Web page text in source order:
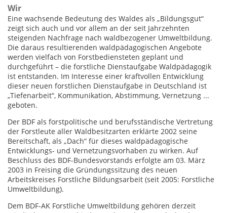
Wir
Eine wachsende Bedeutung des Waldes als „Bildungsgut“
zeigt sich auch und vor allem an der seit Jahrzehnten
steigenden Nachfrage nach waldbezogener Umweltbildung.
Die daraus resultierenden waldpädagogischen Angebote
werden vielfach von Forstbediensteten geplant und
durchgeführt – die forstliche Dienstaufgabe Waldpädagogik
ist entstanden. Im Interesse einer kraftvollen Entwicklung
dieser neuen forstlichen Dienstaufgabe in Deutschland ist
„Tiefenarbeit“, Kommunikation, Abstimmung, Vernetzung ...
geboten.
Der BDF als forstpolitische und berufsständische Vertretung
der Forstleute aller Waldbesitzarten erklärte 2002 seine
Bereitschaft, als „Dach“ für dieses waldpädagogische
Entwicklungs- und Vernetzungsvorhaben zu wirken. Auf
Beschluss des BDF-Bundesvorstands erfolgte am 03. März
2003 in Freising die Gründungssitzung des neuen
Arbeitskreises Forstliche Bildungsarbeit (seit 2005: Forstliche
Umweltbildung).
Dem BDF-AK Forstliche Umweltbildung gehören derzeit